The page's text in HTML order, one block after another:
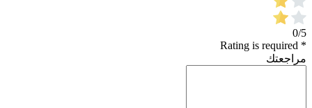
0/5
* Rating is required
مراجعتك